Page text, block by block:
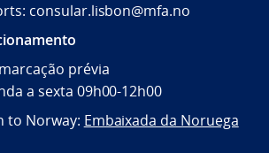
consular.lisbon@mfa.no
prévia
a sexta 09h00-12h00
to Norway: Embaixada da Noruega